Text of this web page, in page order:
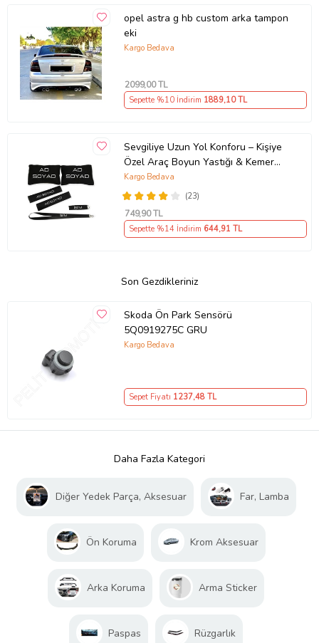
opel astra g hb custom arka tampon
eki
Kargo Bedava
2099,00 TL
Sepette %10 İndirim 1889,10 TL
Sevgiliye Uzun Yol Konforu – Kişiye
Özel Araç Boyun Yastığı & Kemer
Pedi Hediye Seti
(23)
Kargo Bedava
749,90 TL
Sepette %14 İndirim 644,91 TL
Son Gezdikleriniz
Skoda Ön Park Sensörü
5Q0919275C GRU
Kargo Bedava
Sepet Fiyatı 1237,48 TL
Daha Fazla Kategori
Diğer Yedek Parça, Aksesuar Far, Lamba
Ön Koruma Krom Aksesuar
Arka Koruma Arma Sticker
Paspas Rüzgarlık